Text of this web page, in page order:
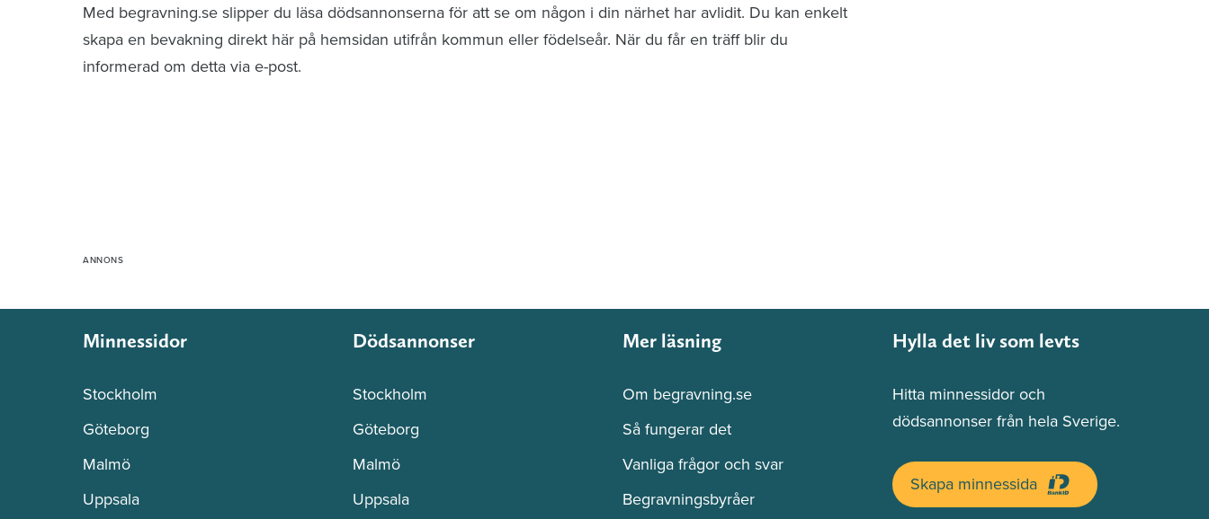
Med begravning.se slipper du läsa dödsannonserna för att se om någon i din närhet har avlidit. Du kan enkelt
skapa en bevakning direkt här på hemsidan utifrån kommun eller födelseår. När du får en träff blir du
informerad om detta via e-post.
Minnessidor
Stockholm
Göteborg
Malmö
Uppsala
Dödsannonser
Stockholm
Göteborg
Malmö
Uppsala
Mer läsning
Om begravning.se
Så fungerar det
Vanliga frågor och svar
Begravningsbyråer
Hylla det liv som levts
Hitta minnessidor och
dödsannonser från hela Sverige.
Skapa minnessida